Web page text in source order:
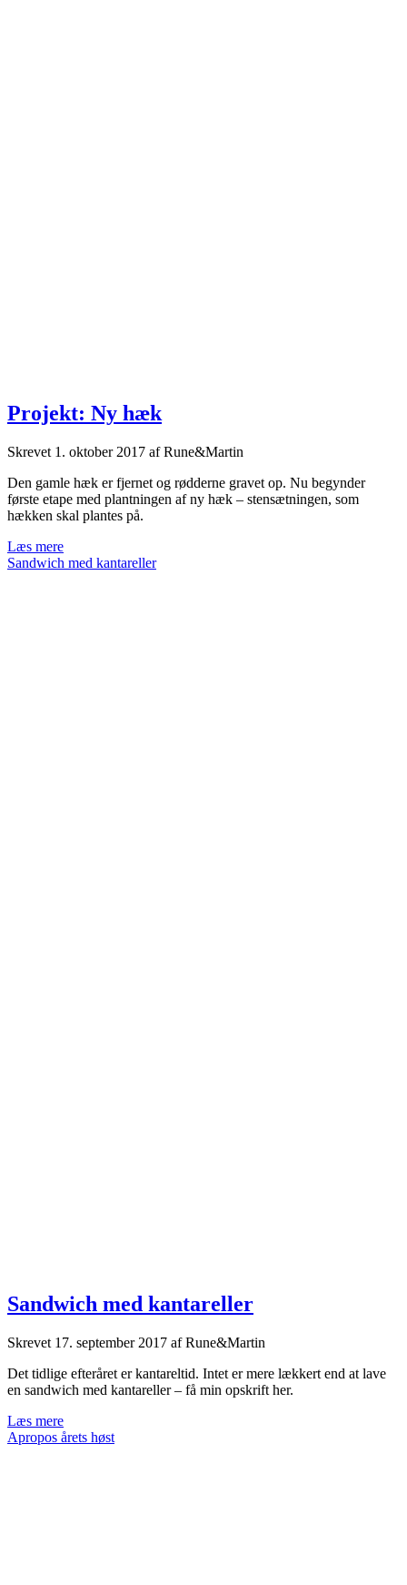
Projekt: Ny hæk
Skrevet 1. oktober 2017 afRune&Martin
Den gamle hæk er fjernet og rødderne gravet op. Nu begynder
første etape med plantningen af ny hæk – stensætningen, som
hækken skal plantes på.
Læs mereProjekt:
Ny
Sandwich med kantareller
Sandwich med kantareller
Skrevet 17. september 2017 afRune&Martin
Det tidlige efteråret er kantareltid. Intet er mere lækkert end at lave
en sandwich med kantareller – få min opskrift her.
Læs mereSandwich
med
Apropos årets høst